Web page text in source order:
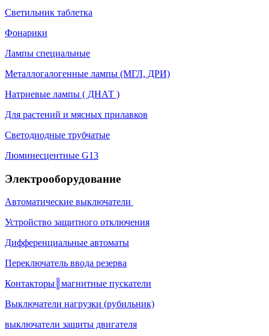
Светильник таблетка
Фонарики
Лампы специальные
Металлогалогенные лампы (МГЛ, ДРИ)
Натриевые лампы ( ДНАТ )
Для растений и мясных прилавков
Светодиодные трубчатые
Люминесцентные G13
Электрооборудование
Автоматические выключатели
Устройство защитного отключения
Дифференциальные автоматы
Переключатель ввода резерва
Контакторы║магнитные пускатели
Выключатели нагрузки (рубильник)
выключатели защиты двигателя